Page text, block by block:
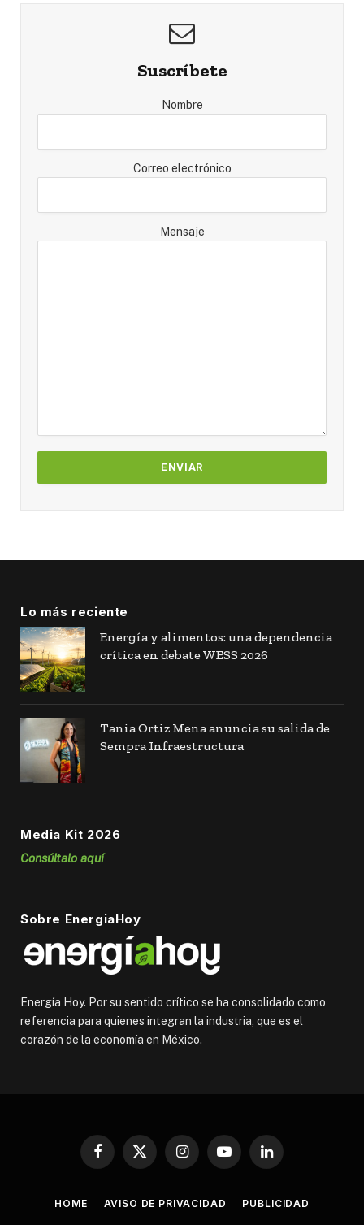
Suscríbete
Nombre
Correo electrónico
Mensaje
Lo más reciente
Energía y alimentos: una dependencia
crítica en debate WESS 2026
Tania Ortiz Mena anuncia su salida de
Sempra Infraestructura
Media Kit 2026
Consúltalo aquí
Sobre EnergiaHoy
Energía Hoy. Por su sentido crítico se ha consolidado como
referencia para quienes integran la industria, que es el
corazón de la economía en México.
Facebook
X
InstagramYouTubeLinkedIn
HOME AVISO DE PRIVACIDAD PUBLICIDAD